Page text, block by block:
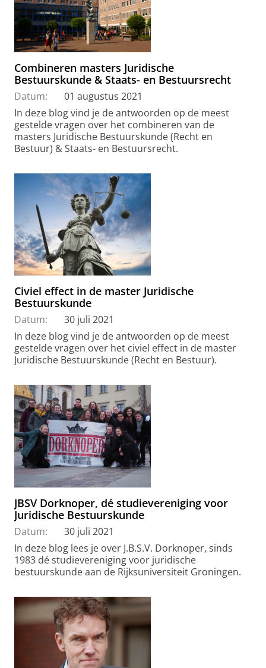
Combineren masters Juridische
Bestuurskunde & Staats- en Bestuursrecht
Datum:
01 augustus 2021
In deze blog vind je de antwoorden op de meest
gestelde vragen over het combineren van de
masters Juridische Bestuurskunde (Recht en
Bestuur) & Staats- en Bestuursrecht.
Civiel effect in de master Juridische
Bestuurskunde
Datum:
30 juli 2021
In deze blog vind je de antwoorden op de meest
gestelde vragen over het civiel effect in de master
Juridische Bestuurskunde (Recht en Bestuur).
JBSV Dorknoper, dé studievereniging voor
Juridische Bestuurskunde
Datum:
30 juli 2021
In deze blog lees je over J.B.S.V. Dorknoper, sinds
1983 dé studievereniging voor juridische
bestuurskunde aan de Rijksuniversiteit Groningen.